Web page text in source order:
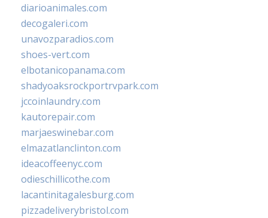
diarioanimales.com
decogaleri.com
unavozparadios.com
shoes-vert.com
elbotanicopanama.com
shadyoaksrockportrvpark.com
jccoinlaundry.com
kautorepair.com
marjaeswinebar.com
elmazatlanclinton.com
ideacoffeenyc.com
odieschillicothe.com
lacantinitagalesburg.com
pizzadeliverybristol.com